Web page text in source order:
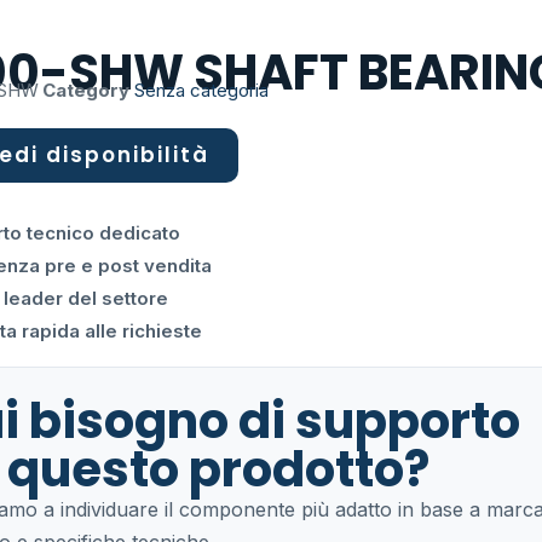
SHW SHAFT
Category Senza categoria
disponibilità
tecnico dedicato
pre e post vendita
leader del settore
rapida alle richieste
bisogno di supporto
prodotto?
a individuare il componente più adatto in base a